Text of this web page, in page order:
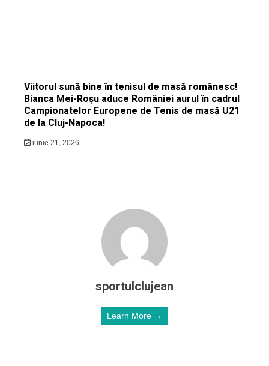
Viitorul sună bine în tenisul de masă românesc!
Bianca Mei-Roșu aduce României aurul în cadrul
Campionatelor Europene de Tenis de masă U21
de la Cluj-Napoca!
iunie 21, 2026
sportulclujean
Learn More →